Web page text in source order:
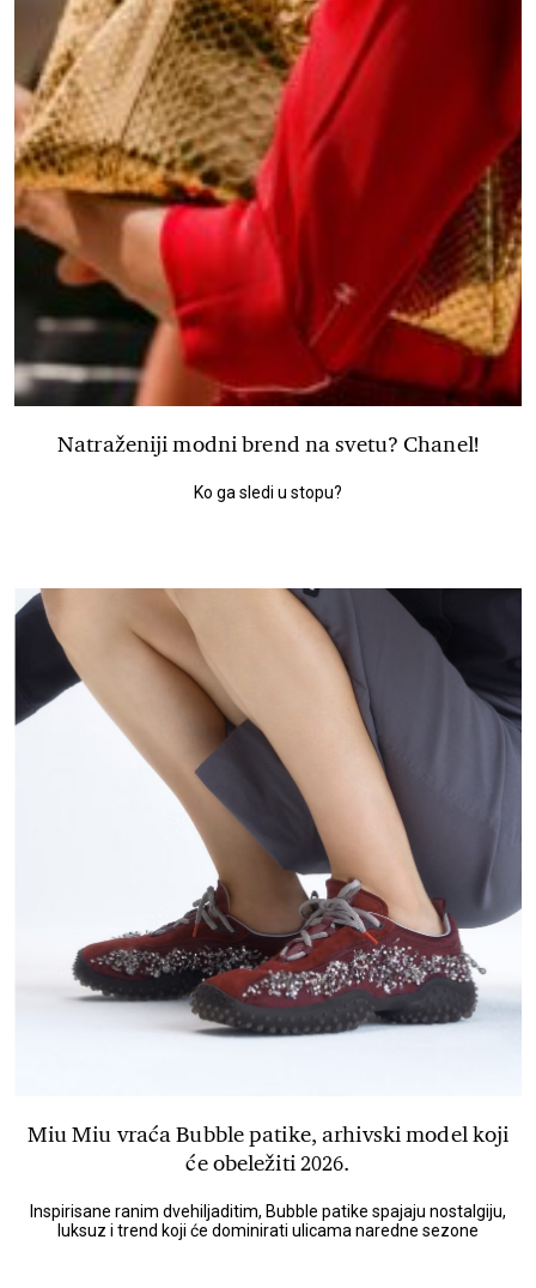
Natraženiji modni brend na svetu? Chanel!
Ko ga sledi u stopu?
Miu Miu vraća Bubble patike, arhivski model koji
će obeležiti 2026.
Inspirisane ranim dvehiljaditim, Bubble patike spajaju nostalgiju,
luksuz i trend koji će dominirati ulicama naredne sezone